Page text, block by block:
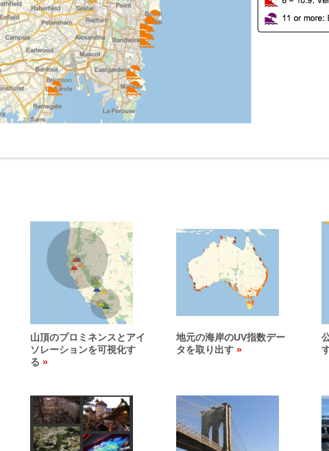
山頂のプロミネンスとアイ
ソレーションを可視化す
る
地元の海岸のUV指数デー
タを取り出す